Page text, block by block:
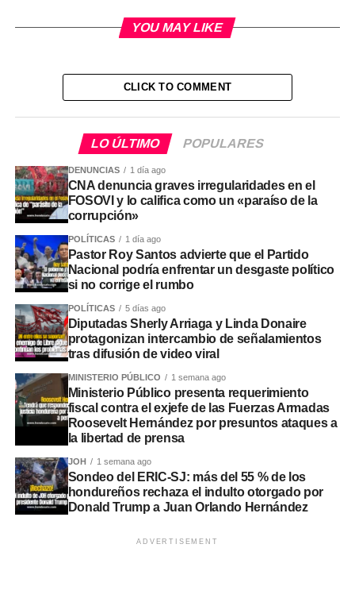
YOU MAY LIKE
CLICK TO COMMENT
LO ÚLTIMO POPULARES
DENUNCIAS 1 día ago
CNA denuncia graves irregularidades en el
FOSOVI y lo califica como un «paraíso de la
corrupción»
POLÍTICAS 1 día ago
Pastor Roy Santos advierte que el Partido
Nacional podría enfrentar un desgaste político
si no corrige el rumbo
POLÍTICAS 5 días ago
Diputadas Sherly Arriaga y Linda Donaire
protagonizan intercambio de señalamientos
tras difusión de video viral
MINISTERIO PÚBLICO 1 semana ago
Ministerio Público presenta requerimiento
fiscal contra el exjefe de las Fuerzas Armadas
Roosevelt Hernández por presuntos ataques a
la libertad de prensa
JOH 1 semana ago
Sondeo del ERIC-SJ: más del 55 % de los
hondureños rechaza el indulto otorgado por
Donald Trump a Juan Orlando Hernández
ADVERTISEMENT